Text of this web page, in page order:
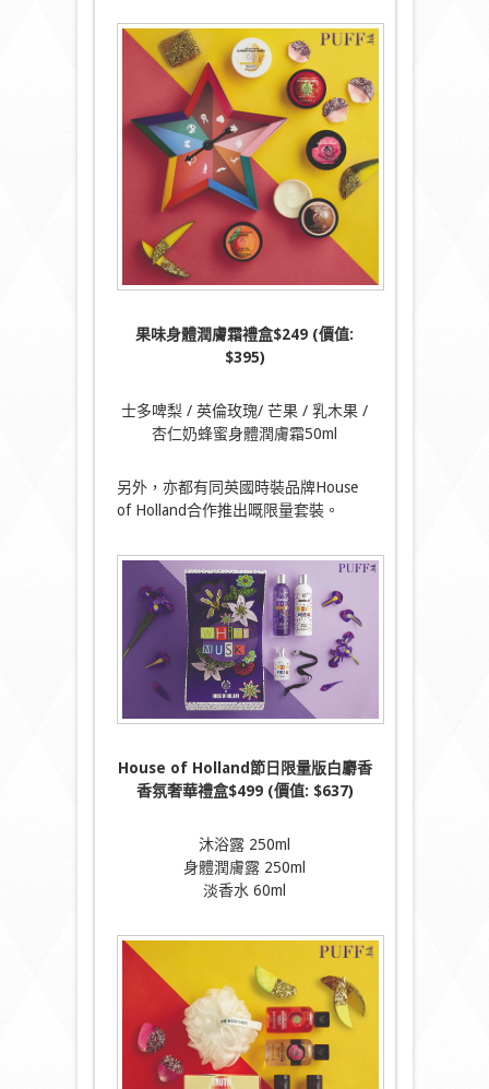
果味身體潤膚霜禮盒$249 (價值:
$395)
士多啤梨 / 英倫玫瑰/ 芒果 / 乳木果 /
杏仁奶蜂蜜身體潤膚霜50ml
另外，亦都有同英國時裝品牌House
of Holland合作推出嘅限量套裝。
House of Holland節日限量版白麝香
香氛奢華禮盒$499 (價值: $637)
沐浴露 250ml
身體潤膚露 250ml
淡香水 60ml